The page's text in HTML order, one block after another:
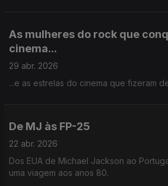
As mulheres do rock que
cinema...
29 abr. 2026
...e as estrelas do cinema que fizeram
De MJ às FP-25
22 abr. 2026
Dos EUA de Michael Jackson ao
uma viagem aos anos 80.